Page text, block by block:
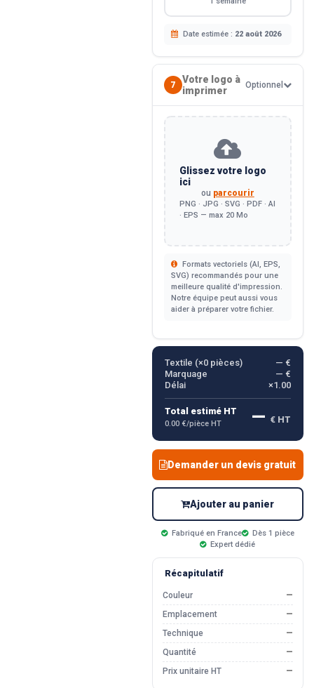
Date estimée : 22 août 2026
7
Votre logo à
imprimer
Optionnel
Glissez votre logo
ici
ou parcourir
PNG · JPG · SVG · PDF · AI
· EPS — max 20 Mo
Formats vectoriels (AI, EPS,
SVG) recommandés pour une
meilleure qualité d'impression.
Notre équipe peut aussi vous
aider à préparer votre fichier.
Textile (×0pièces)
— €
Marquage
— €
Délai
×1.00
Total estimé HT
0.00 €/pièce HT — € HT
Demander un devis gratuit
Ajouter au panier
Fabriqué en France
Dès 1 pièce
Expert dédié
Récapitulatif
Couleur
—
Emplacement
—
Technique
—
Quantité
—
Prix unitaire HT
—